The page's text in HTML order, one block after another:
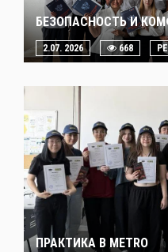
БЕЗОПАСНОСТЬ И
2.07. 2026 668
ПРАКТИКА В METRO